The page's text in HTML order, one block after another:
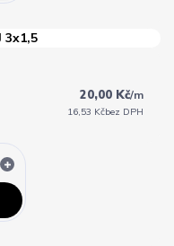
20,00 Kč/m
16,53 Kčbez DPH